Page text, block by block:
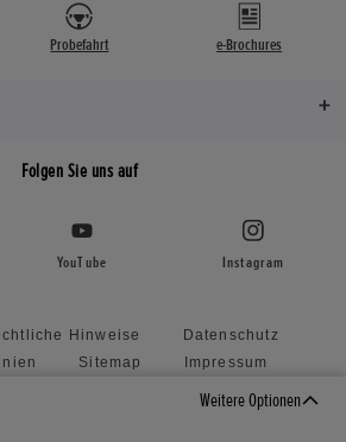
Weitere Optionen
Probefahrt e-Brochures
Folgen Sie uns auf
YouTube Instagram
Hinweise
Datenschutz
Sitemap
Impressum